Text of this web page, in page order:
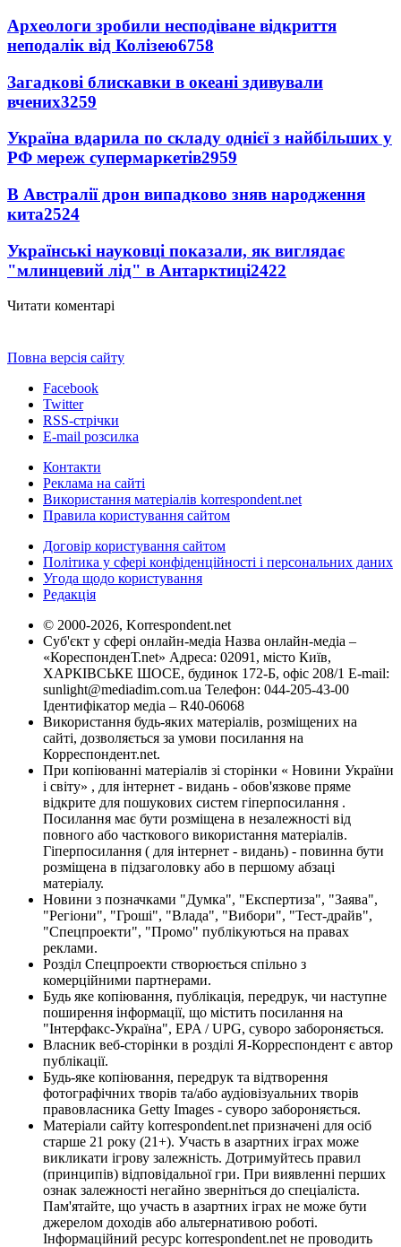
Археологи зробили несподіване відкриття
неподалік від Колізею6758
Загадкові блискавки в океані здивували
вчених3259
Україна вдарила по складу однієї з найбільших у
РФ мереж супермаркетів2959
В Австралії дрон випадково зняв народження
кита2524
Українські науковці показали, як виглядає
"млинцевий лід" в Антарктиці2422
Читати коментарі
Повна версія сайту
Facebook
Twitter
RSS-стрічки
E-mail розсилка
Контакти
Реклама на сайті
Використання матеріалів korrespondent.net
Правила користування сайтом
Договір користування сайтом
Політика у сфері конфіденційності і персональних даних
Угода щодо користування
Редакція
© 2000-2026, Korrespondent.net
Суб'єкт у сфері онлайн-медіа Назва онлайн-медіа –
«КореспонденТ.net» Адреса: 02091, місто Київ,
ХАРКІВСЬКЕ ШОСЕ, будинок 172-Б, офіс 208/1 E-mail:
sunlight@mediadim.com.ua Телефон: 044-205-43-00
Ідентифікатор медіа – R40-06068
Використання будь-яких матеріалів, розміщених на
сайті, дозволяється за умови посилання на
Корреспондент.net.
При копіюванні матеріалів зі сторінки « Новини України
і світу» , для інтернет - видань - обов'язкове пряме
відкрите для пошукових систем гіперпосилання .
Посилання має бути розміщена в незалежності від
повного або часткового використання матеріалів.
Гіперпосилання ( для інтернет - видань) - повинна бути
розміщена в підзаголовку або в першому абзаці
матеріалу.
Новини з позначками "Думка", "Експертиза", "Заява",
"Регіони", "Гроші", "Влада", "Вибори", "Тест-драйв",
"Спецпроекти", "Промо" публікуються на правах
реклами.
Розділ Спецпроекти створюється спільно з
комерційними партнерами.
Будь яке копіювання, публікація, передрук, чи наступне
поширення інформації, що містить посилання на
"Інтерфакс-Україна", EPA / UPG, суворо забороняється.
Власник веб-сторінки в розділі Я-Корреспондент є автор
публікації.
Будь-яке копіювання, передрук та відтворення
фотографічних творів та/або аудіовізуальних творів
правовласника Getty Images - суворо забороняється.
Матеріали сайту korrespondent.net призначені для осіб
старше 21 року (21+). Участь в азартних іграх може
викликати ігрову залежність. Дотримуйтесь правил
(принципів) відповідальної гри. При виявленні перших
ознак залежності негайно зверніться до спеціаліста.
Пам'ятайте, що участь в азартних іграх не може бути
джерелом доходів або альтернативою роботі.
Інформаційний ресурс korrespondent.net не проводить